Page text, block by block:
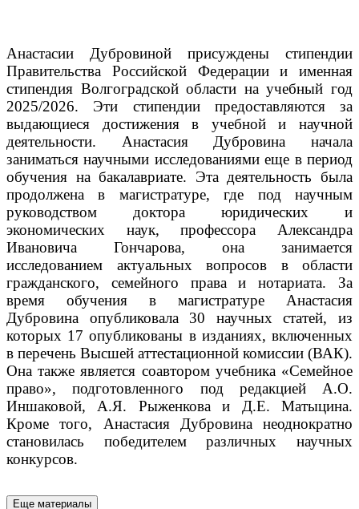
Анастасии Дубровиной присуждены стипендии
Правительства Российской Федерации и именная
стипендия Волгоградской области на учебный год
2025/2026. Эти стипендии предоставляются за
выдающиеся достижения в учебной и научной
деятельности. Анастасия Дубровина начала
заниматься научными исследованиями еще в период
обучения на бакалавриате. Эта деятельность была
продолжена в магистратуре, где под научным
руководством доктора юридических и
экономических наук, профессора Александра
Ивановича Гончарова, она занимается
исследованием актуальных вопросов в области
гражданского, семейного права и нотариата. За
время обучения в магистратуре Анастасия
Дубровина опубликовала 30 научных статей, из
которых 17 опубликованы в изданиях, включенных
в перечень Высшей аттестационной комиссии (ВАК).
Она также является соавтором учебника «Семейное
право», подготовленного под редакцией А.О.
Иншаковой, А.Я. Рыженкова и Д.Е. Матыцина.
Кроме того, Анастасия Дубровина неоднократно
становилась победителем различных научных
конкурсов.
Еще материалы